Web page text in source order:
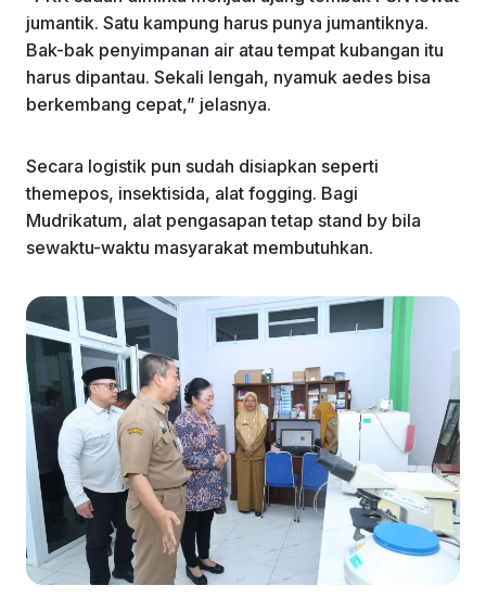
jumantik. Satu kampung harus punya jumantiknya.
Bak-bak penyimpanan air atau tempat kubangan itu
harus dipantau. Sekali lengah, nyamuk aedes bisa
berkembang cepat,” jelasnya.
Secara logistik pun sudah disiapkan seperti
themepos, insektisida, alat fogging. Bagi
Mudrikatum, alat pengasapan tetap stand by bila
sewaktu-waktu masyarakat membutuhkan.